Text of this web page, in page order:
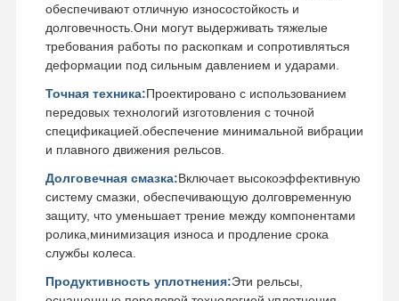
обеспечивают отличную износостойкость и
долговечность.Они могут выдерживать тяжелые
требования работы по раскопкам и сопротивляться
деформации под сильным давлением и ударами.
Точная техника:Проектировано с использованием
передовых технологий изготовления с точной
спецификацией.обеспечение минимальной вибрации
и плавного движения рельсов.
Долговечная смазка:Включает высокоэффективную
систему смазки, обеспечивающую долговременную
защиту, что уменьшает трение между компонентами
ролика,минимизация износа и продление срока
службы колеса.
Продуктивность уплотнения:Эти рельсы,